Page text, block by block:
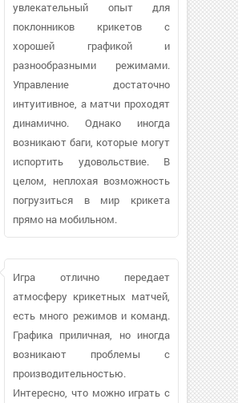
увлекательный опыт для
поклонников крикетов с
хорошей графикой и
разнообразными режимами.
Управление достаточно
интуитивное, а матчи проходят
динамично. Однако иногда
возникают баги, которые могут
испортить удовольствие. В
целом, неплохая возможность
погрузиться в мир крикета
прямо на мобильном.
Игра отлично передает
атмосферу крикетных матчей,
есть много режимов и команд.
Графика приличная, но иногда
возникают проблемы с
производительностью.
Интересно, что можно играть с